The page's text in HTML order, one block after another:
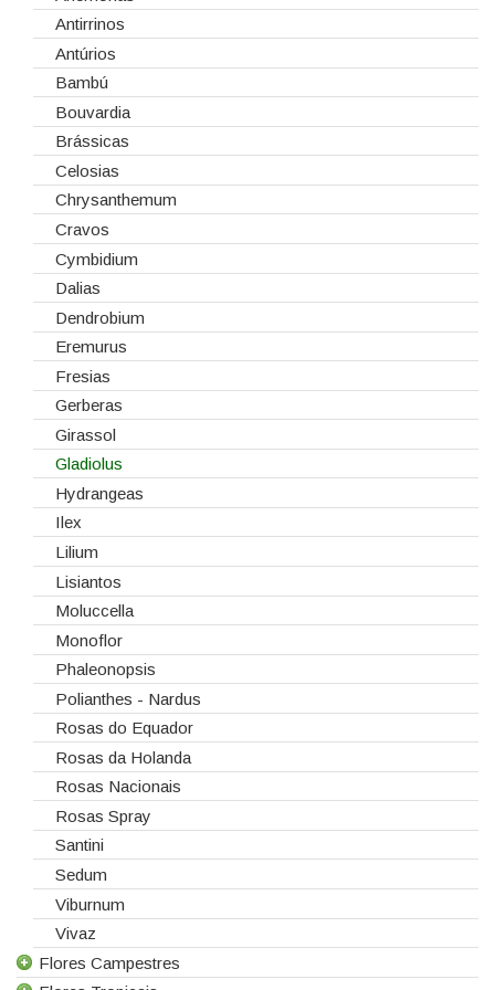
Embalagens
Esponjas
Estruturas
Fitas
Gaiolas
Lanternas
Madeiras
Spray
Tabuleiros/Bases
Telas/Tecidos
Vidros
Natal
Antirrinos
Antúrios
Bambú
Bouvardia
Brássicas
Celosias
Chrysanthemum
Cravos
Cymbidium
Dalias
Dendrobium
Eremurus
Fresias
Gerberas
Girassol
Gladiolus
Hydrangeas
Ilex
Lilium
Lisiantos
Moluccella
Monoflor
Phaleonopsis
Polianthes - Nardus
Rosas do Equador
Rosas da Holanda
Rosas Nacionais
Rosas Spray
Santini
Sedum
Viburnum
Vivaz
Flores Campestres